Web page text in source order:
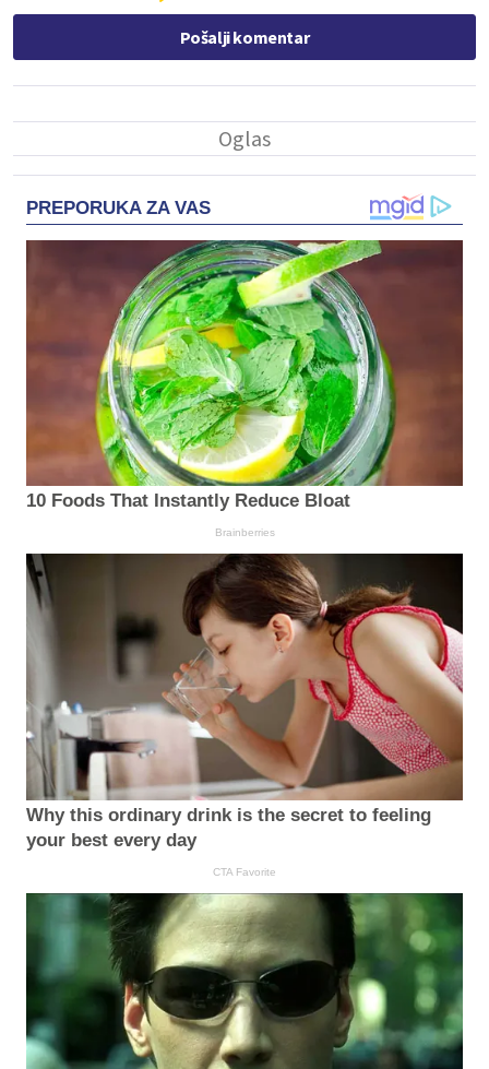
Pošalji komentar
PREPORUKA ZA VAS
10 Foods That Instantly Reduce Bloat
Brainberries
Why this ordinary drink is the secret to feeling
your best every day
CTA Favorite